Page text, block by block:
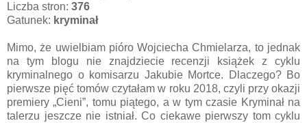
Liczba stron: 376
Gatunek: kryminał
Mimo, że uwielbiam pióro Wojciecha Chmielarza, to jednak
na tym blogu nie znajdziecie recenzji książek z cyklu
kryminalnego o komisarzu Jakubie Mortce. Dlaczego? Bo
pierwsze pięć tomów czytałam w roku 2018, czyli przy okazji
premiery „Cieni”, tomu piątego, a w tym czasie Kryminał na
talerzu jeszcze nie istniał. Co ciekawe pierwszy tom cyklu